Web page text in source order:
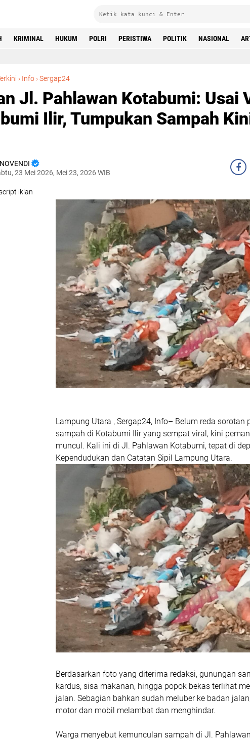
KRIMINAL HUKUM POLRI PERISTIWA POLITIK NASIONAL
› Info ›Sergap24
Jl. Pahlawan Kotabumi: Usai
Ilir, Tumpukan Sampah
NOVENDI
23 Mei 2026, Mei 23, 2026 WIB
iklan
Lampung Utara , Sergap24, Info– Belum reda sorotan
sampah di Kotabumi Ilir yang sempat viral, kini
muncul. Kali ini di Jl. Pahlawan Kotabumi, tepat di
Kependudukan dan Catatan Sipil Lampung Utara.
Berdasarkan foto yang diterima redaksi, gunungan
kardus, sisa makanan, hingga popok bekas terlihat
jalan. Sebagian bahkan sudah meluber ke badan
motor dan mobil melambat dan menghindar.
Warga menyebut kemunculan sampah di Jl.